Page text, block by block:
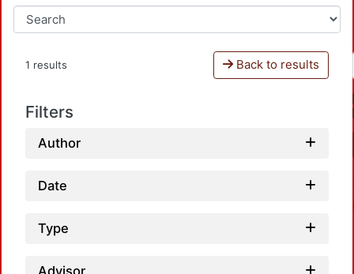
1 results Back to results
Filters
Author
Date
Type
Advisor